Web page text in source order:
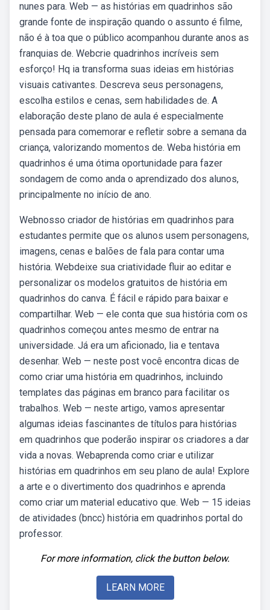
nunes para. Web — as histórias em quadrinhos são
grande fonte de inspiração quando o assunto é filme,
não é à toa que o público acompanhou durante anos as
franquias de. Webcrie quadrinhos incríveis sem
esforço! Hq ia transforma suas ideias em histórias
visuais cativantes. Descreva seus personagens,
escolha estilos e cenas, sem habilidades de. A
elaboração deste plano de aula é especialmente
pensada para comemorar e refletir sobre a semana da
criança, valorizando momentos de. Weba história em
quadrinhos é uma ótima oportunidade para fazer
sondagem de como anda o aprendizado dos alunos,
principalmente no início de ano.
Webnosso criador de histórias em quadrinhos para
estudantes permite que os alunos usem personagens,
imagens, cenas e balões de fala para contar uma
história. Webdeixe sua criatividade fluir ao editar e
personalizar os modelos gratuitos de história em
quadrinhos do canva. É fácil e rápido para baixar e
compartilhar. Web — ele conta que sua história com os
quadrinhos começou antes mesmo de entrar na
universidade. Já era um aficionado, lia e tentava
desenhar. Web — neste post você encontra dicas de
como criar uma história em quadrinhos, incluindo
templates das páginas em branco para facilitar os
trabalhos. Web — neste artigo, vamos apresentar
algumas ideias fascinantes de títulos para histórias
em quadrinhos que poderão inspirar os criadores a dar
vida a novas. Webaprenda como criar e utilizar
histórias em quadrinhos em seu plano de aula! Explore
a arte e o divertimento dos quadrinhos e aprenda
como criar um material educativo que. Web — 15 ideias
de atividades (bncc) história em quadrinhos portal do
professor.
For more information, click the button below.
LEARN MORE